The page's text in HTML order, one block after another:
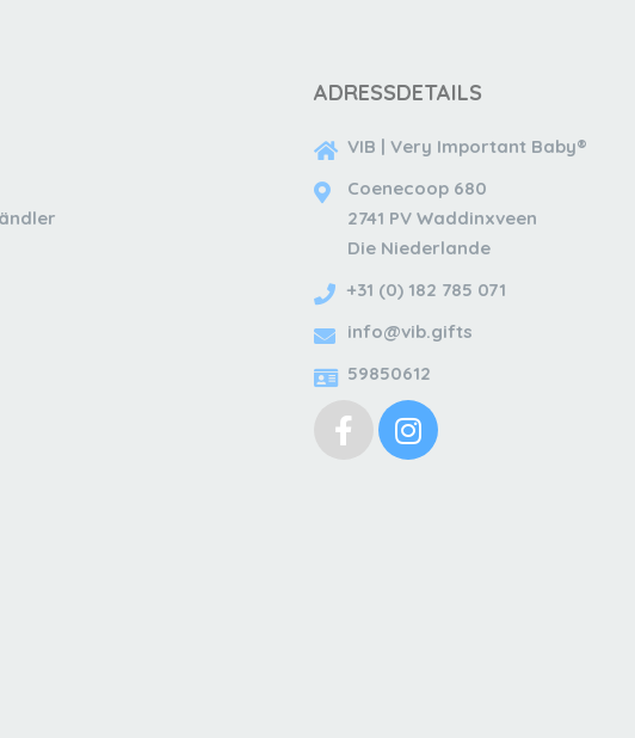
ADRESSDETAILS
VIB | Very Important Baby®
Coenecoop 680
2741 PV Waddinxveen
Die Niederlande
+31 (0) 182 785 071
info@vib.gifts
59850612